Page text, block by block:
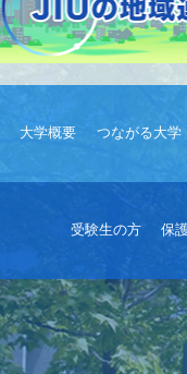
大学概要 つながる大学
受験生の方 保